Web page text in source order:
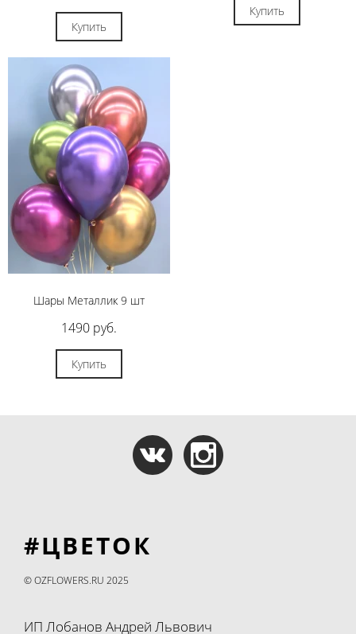
Купить
Купить
Шары Металлик 9 шт
1490 руб.
Купить
#ЦВЕТОК
© OZFLOWERS.RU 2025
ИП Лобанов Андрей Львович